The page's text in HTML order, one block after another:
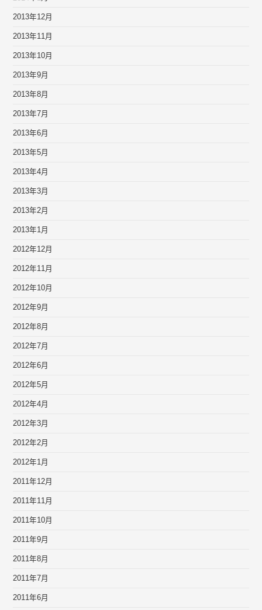
2013年12月
2013年11月
2013年10月
2013年9月
2013年8月
2013年7月
2013年6月
2013年5月
2013年4月
2013年3月
2013年2月
2013年1月
2012年12月
2012年11月
2012年10月
2012年9月
2012年8月
2012年7月
2012年6月
2012年5月
2012年4月
2012年3月
2012年2月
2012年1月
2011年12月
2011年11月
2011年10月
2011年9月
2011年8月
2011年7月
2011年6月